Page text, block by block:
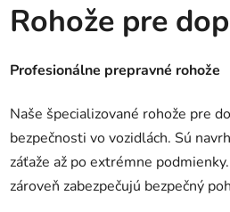
Rohože pre
Profesionálne prepravné rohože
Naše špecializované rohože pre
bezpečnosti vo vozidlách. Sú
záťaže až po extrémne
zároveň zabezpečujú bezpečný